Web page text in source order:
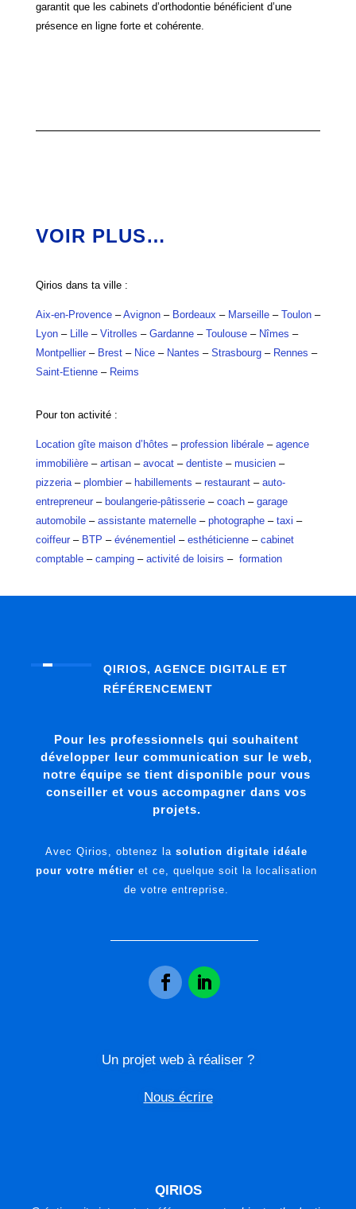
garantit que les cabinets d’orthodontie bénéficient d’une
présence en ligne forte et cohérente.
VOIR PLUS…
Qirios dans ta ville :
Aix-en-Provence–Avignon– Bordeaux – Marseille– Toulon–
Lyon– Lille– Vitrolles – Gardanne– Toulouse– Nîmes –
Montpellier– Brest– Nice– Nantes – Strasbourg– Rennes –
Saint-Etienne– Reims
Pour ton activité :
Location gîte maison d’hôtes – profession libérale– agence
immobilière– artisan– avocat– dentiste– musicien–
pizzeria– plombier– habillements – restaurant– auto-
entrepreneur– boulangerie-pâtisserie– coach– garage
automobile– assistante maternelle– photographe– taxi –
coiffeur– BTP – événementiel – esthéticienne– cabinet
comptable– camping– activité de loisirs – formation
QIRIOS, AGENCE DIGITALE ET
RÉFÉRENCEMENT
Pour les professionnels qui souhaitent
développer leur communication sur le web,
notre équipe se tient disponible pour vous
conseiller et vous accompagner dans vos
projets.
Avec Qirios, obtenez lasolution digitale idéale
pour votre métier et ce, quelque soit la localisation
de votre entreprise.
Un projet web à réaliser ?
Nous écrire
QIRIOS